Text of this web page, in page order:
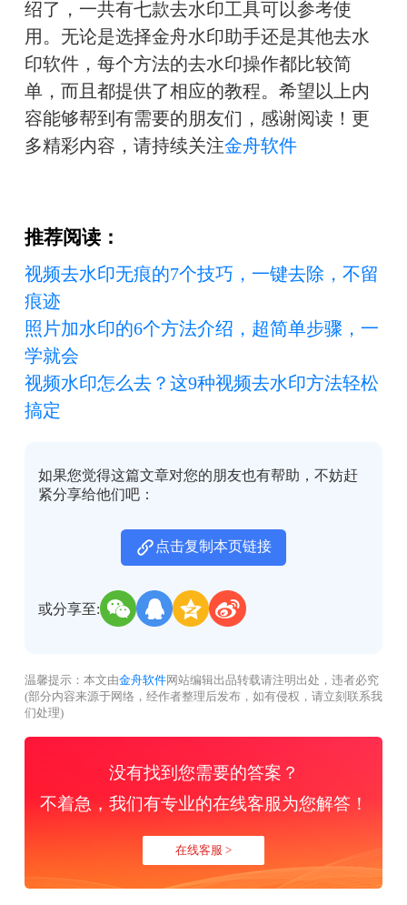
绍了，一共有七款去水印工具可以参考使
用。无论是选择金舟水印助手还是其他去水
印软件，每个方法的去水印操作都比较简
单，而且都提供了相应的教程。希望以上内
容能够帮到有需要的朋友们，感谢阅读！更
多精彩内容，请持续关注金舟软件
推荐阅读：
视频去水印无痕的7个技巧，一键去除，不留
痕迹
照片加水印的6个方法介绍，超简单步骤，一
学就会
视频水印怎么去？这9种视频去水印方法轻松
搞定
如果您觉得这篇文章对您的朋友也有帮助，不妨赶
紧分享给他们吧：
点击复制本页链接
或分享至:
温馨提示：本文由金舟软件网站编辑出品转载请注明出处，违者必究
(部分内容来源于网络，经作者整理后发布，如有侵权，请立刻联系我
们处理)
没有找到您需要的答案？
不着急，我们有专业的在线客服为您解答！
在线客服 >